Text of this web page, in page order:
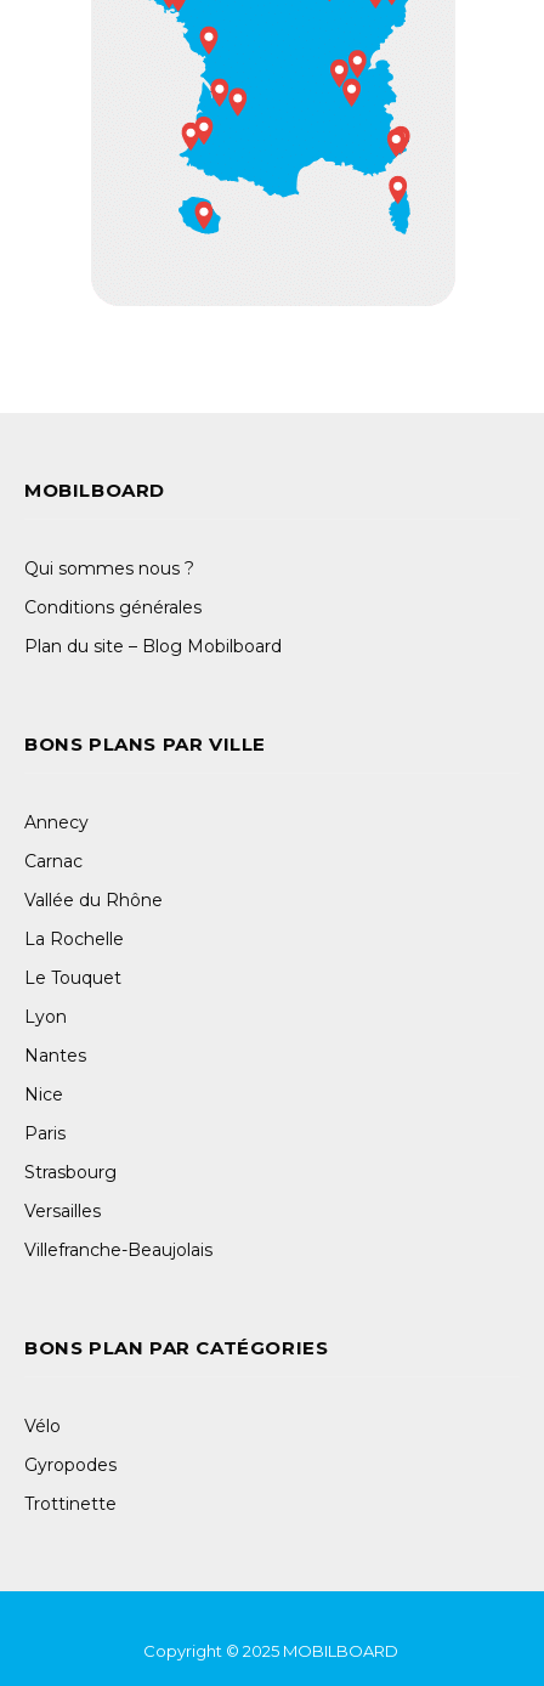
MOBILBOARD
Qui sommes nous ?
Conditions générales
Plan du site – Blog Mobilboard
BONS PLANS PAR VILLE
Annecy
Carnac
Vallée du Rhône
La Rochelle
Le Touquet
Lyon
Nantes
Nice
Paris
Strasbourg
Versailles
Villefranche-Beaujolais
BONS PLAN PAR CATÉGORIES
Vélo
Gyropodes
Trottinette
Copyright © 2025 MOBILBOARD